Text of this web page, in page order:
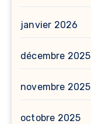
janvier 2026
décembre 2025
novembre 2025
octobre 2025